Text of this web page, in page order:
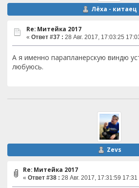
Лёха - китаец
Re: Митейка 2017
« Ответ #37 : 28 Авг. 2017, 17:03:25
А я именно парапланерскую виндю
любуюсь.
Zevs
Re: Митейка 2017
« Ответ #38 : 28 Авг. 2017, 17:31:59 17:31